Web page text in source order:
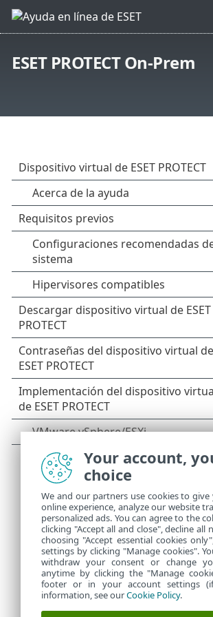
ESET PROTECT On-Prem
Your account,
choice
We and our partners use cookies to
online experience, analyze our website
personalized ads. You can agree to the
clicking "Accept all and close", decline all
choosing "Accept essential cookies
settings by clicking "Manage cookies".
withdraw your consent or change
anytime by clicking the "Manage
footer or in your account settings
information, see ourCookie Policy.